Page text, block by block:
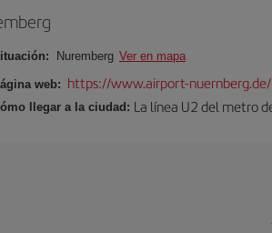
Nuremberg Ver en mapa
web: https://www.airport-nuernberg.de/
llegar a la ciudad: La línea U2 del metro